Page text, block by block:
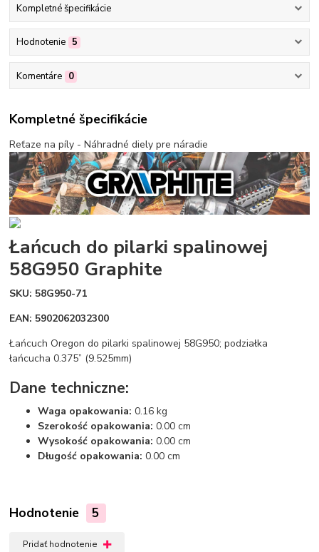
Kompletné špecifikácie
Hodnotenie 5
Komentáre 0
Kompletné špecifikácie
Reťaze na píly - Náhradné diely pre náradie
Łańcuch do pilarki spalinowej
58G950 Graphite
SKU: 58G950-71
EAN: 5902062032300
Łańcuch Oregon do pilarki spalinowej 58G950; podziałka
łańcucha 0.375” (9.525mm)
Dane techniczne:
Waga opakowania: 0.16 kg
Szerokość opakowania: 0.00 cm
Wysokość opakowania: 0.00 cm
Długość opakowania: 0.00 cm
Hodnotenie 5
Pridať hodnotenie